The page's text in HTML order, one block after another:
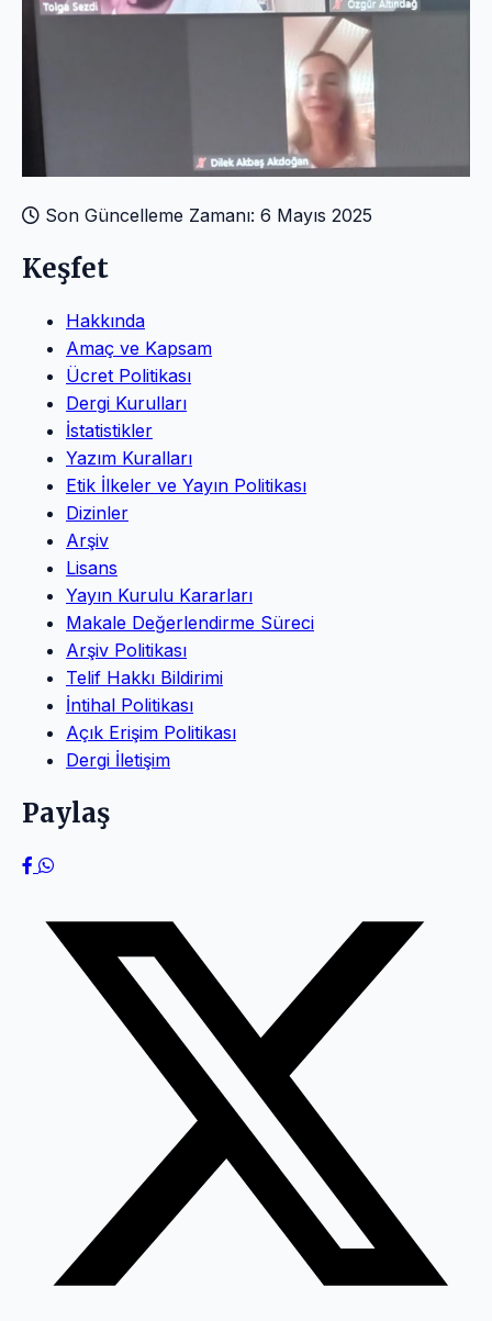
Son Güncelleme Zamanı: 6 Mayıs 2025
Keşfet
Hakkında
Amaç ve Kapsam
Ücret Politikası
Dergi Kurulları
İstatistikler
Yazım Kuralları
Etik İlkeler ve Yayın Politikası
Dizinler
Arşiv
Lisans
Yayın Kurulu Kararları
Makale Değerlendirme Süreci
Arşiv Politikası
Telif Hakkı Bildirimi
İntihal Politikası
Açık Erişim Politikası
Dergi İletişim
Paylaş